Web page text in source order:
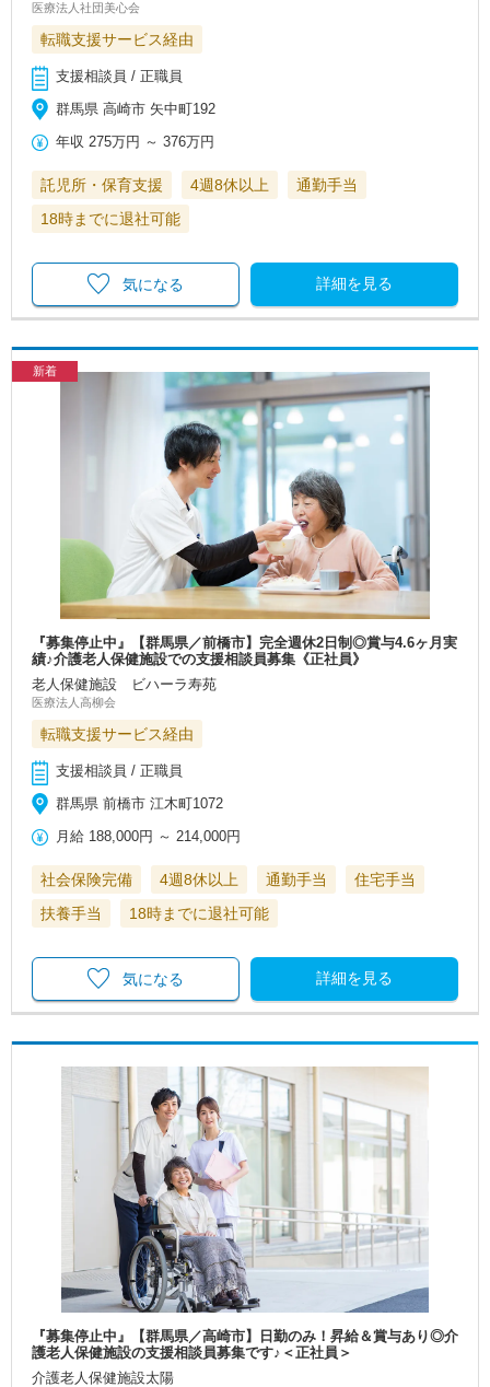
医療法人社団美心会
転職支援サービス経由
支援相談員 / 正職員
群馬県 高崎市 矢中町192
年収 275万円 ～376万円
託児所・保育支援 4週8休以上
通勤手当
18時までに退社可能
詳細を見る
気になる
新着
『募集停止中』【群馬県／前橋市】完全週休2日制◎賞与4.6ヶ月実
績♪介護老人保健施設での支援相談員募集《正社員》
老人保健施設 ビハーラ寿苑
医療法人高柳会
転職支援サービス経由
支援相談員 / 正職員
群馬県 前橋市 江木町1072
月給 188,000円 ～ 214,000円
社会保険完備 4週8休以上 通勤手当
住宅手当
扶養手当
18時までに退社可能
詳細を見る
気になる
『募集停止中』【群馬県／高崎市】日勤のみ！昇給＆賞与あり◎介
護老人保健施設の支援相談員募集です♪＜正社員＞
介護老人保健施設太陽